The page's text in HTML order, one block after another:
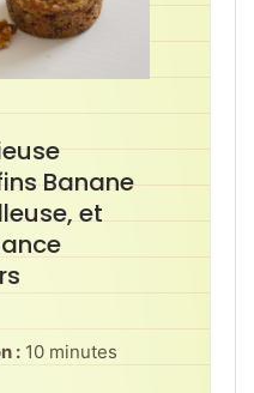
Banane
et
: 10 minutes